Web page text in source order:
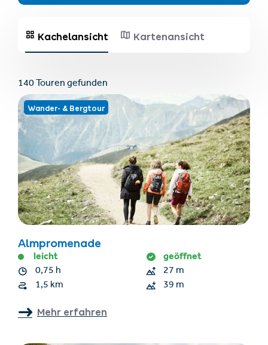
140 Touren gefunden
Kachelansicht Kartenansicht
Wander- & Bergtour
Almpromenade
leicht geöffnet
0,75 h
27 m
1,5 km
39 m
Mehr erfahren